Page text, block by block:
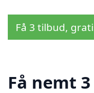
Få 3 tilbud,
Få nemt